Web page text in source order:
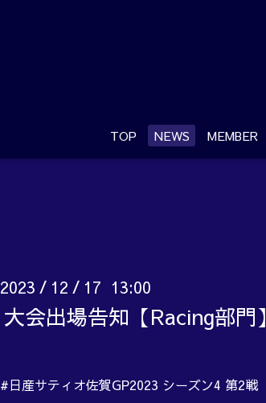
TOP NEWS MEMBER
2023 / 12 / 17 13:00
大会出場告知【Racing部門】
#日産サティオ佐賀GP2023 シーズン4 第2戦